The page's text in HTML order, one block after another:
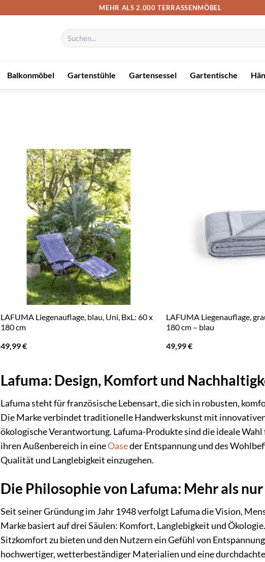
MEHR ALS 2.000 TERRASSENMÖBEL
Suchen
nach:
Balkonmöbel Gartenstühle Gartensessel Gartentische
LAFUMA Liegenauflage, blau, Uni, BxL: 60 x
180 cm
49,99€
LAFUMA Liegenauflage,
180 cm – blau
49,99€
Lafuma: Design, Komfort und
Lafuma steht für französische Lebensart, die sich in robusten,
Die Marke verbindet traditionelle Handwerkskunst mit
ökologische Verantwortung. Lafuma-Produkte sind die ideale
ihren Außenbereich in eineOaseder Entspannung und des
Qualität und Langlebigkeit einzugehen.
Die Philosophie von Lafuma: Mehr als
Seit seiner Gründung im Jahr 1948 verfolgt Lafuma die Vision,
Marke basiert auf drei Säulen: Komfort, Langlebigkeit und
Sitzkomfort zu bieten und den Nutzern ein Gefühl von
hochwertiger, wetterbeständiger Materialien und eine